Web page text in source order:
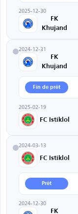
2025-12-30
FK
Khujand
2024-12-31
FK
Khujand
Fin de prêt
2025-02-19
FC Istiklol
2024-03-13
FC Istiklol
Prêt
2024-12-30
FK